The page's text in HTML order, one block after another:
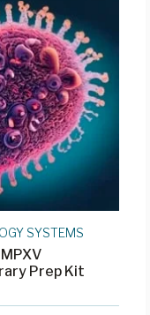
SYSTEMS
Prep Kit